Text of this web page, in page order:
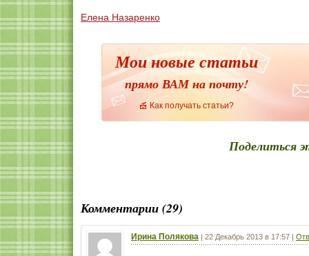
Елена Назаренко
Мои новые статьи
прямо ВАМ на почту!
Как получать статьи?
Поделиться
Комментарии (29)
Ирина Полякова | 22 Декабрь 2013 в 17:57 |